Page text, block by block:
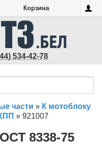
Корзина
534-42-78
части » К мотоблоку
» 921007
8338-75